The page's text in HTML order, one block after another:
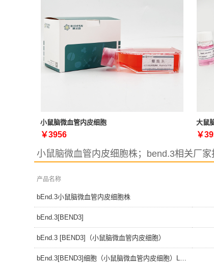
小鼠脑微血管内皮细胞
￥3956
大鼠
￥
小鼠脑微血管内皮细胞株；bend.3相关厂家
产品名称
bEnd.3小鼠脑微血管内皮细胞株
bEnd.3[BEND3]
bEnd.3 [BEND3]（小鼠脑微血管内皮细胞）
bEnd.3[BEND3]细胞（小鼠脑微血管内皮细胞）LM8C0598